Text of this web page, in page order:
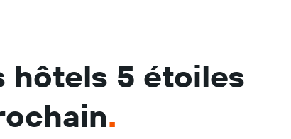
hôtels 5 étoiles
.